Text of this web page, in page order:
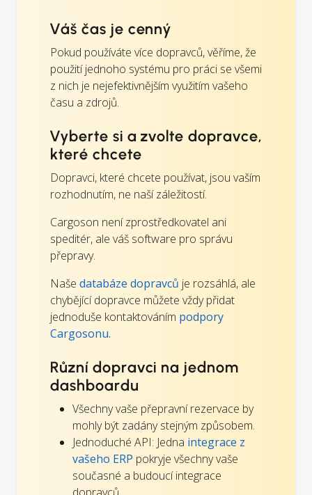
Váš čas je cenný
Pokud používáte více dopravců, věříme, že
použití jednoho systému pro práci se všemi
z nich je nejefektivnějším využitím vašeho
času a zdrojů.
Vyberte si a zvolte dopravce,
které chcete
Dopravci, které chcete používat, jsou vaším
rozhodnutím, ne naší záležitostí.
Cargoson není zprostředkovatel ani
speditér, ale váš software pro správu
přepravy.
Naše databáze dopravců je rozsáhlá, ale
chybějící dopravce můžete vždy přidat
jednoduše kontaktováním podpory
Cargosonu.
Různí dopravci na jednom
dashboardu
Všechny vaše přepravní rezervace by
mohly být zadány stejným způsobem.
Jednoduché API: Jedna integrace z
vašeho ERP pokryje všechny vaše
současné a budoucí integrace